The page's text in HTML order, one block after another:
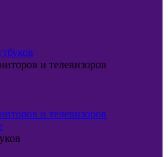
и телевизоров
и телевизоров